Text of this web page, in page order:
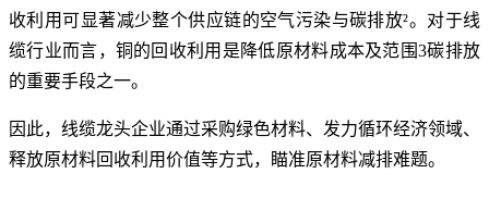
收利用可显著减少整个供应链的空气污染与碳排放²。对于线
缆行业而言，铜的回收利用是降低原材料成本及范围3碳排放
的重要手段之一。
因此，线缆龙头企业通过采购绿色材料、发力循环经济领域、
释放原材料回收利用价值等方式，瞄准原材料减排难题。